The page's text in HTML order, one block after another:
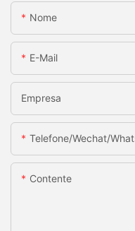
Nome
E-Mail
Empresa
Telefone/Wechat/
Contente